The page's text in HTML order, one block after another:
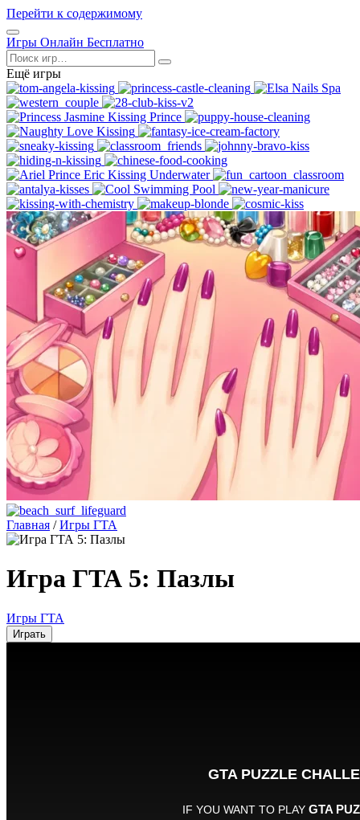
Перейти к содержимому
Открыть
меню
Игры Онлайн Бесплатно
Поиск
Ещё игры
Главная / Игры ГТА
Игра ГТА 5: Пазлы
Игры ГТА
Играть